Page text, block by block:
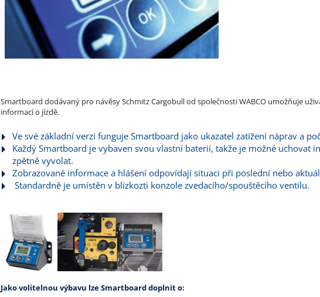
Smartboard dodávaný pro návěsy Schmitz Cargobull od společnosti WABCO umožňuje
informací o jízdě.
Ve své základní verzi funguje Smartboard jako ukazatel zatížení náprav a
Každý Smartboard je vybaven svou vlastní baterií, takže je možné uchovat
zpětně vyvolat.
Zobrazované informace a hlášení odpovídají situaci při poslední nebo
Standardně je umístěn v blízkozti konzole zvedacího/spouštěcího ventilu.
Jako volitelnou výbavu lze Smartboard doplnit o: